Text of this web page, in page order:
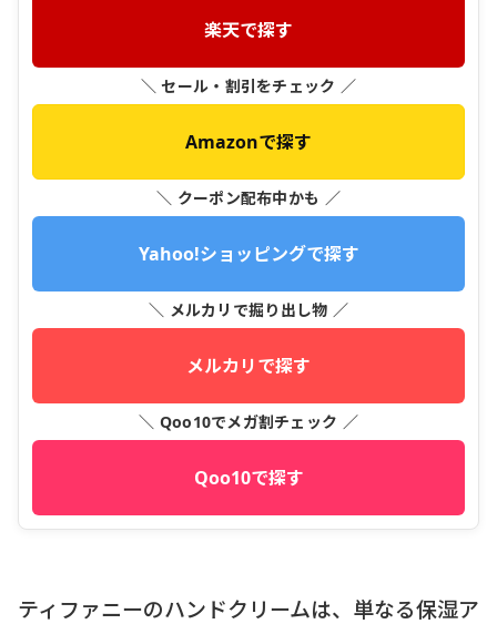
楽天で探す
＼ セール・割引をチェック ／
Amazonで探す
＼ クーポン配布中かも ／
Yahoo!ショッピングで探す
＼ メルカリで掘り出し物 ／
メルカリで探す
＼ Qoo10でメガ割チェック ／
Qoo10で探す
ティファニーのハンドクリームは、単なる保湿ア